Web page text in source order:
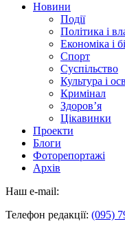
Новини
Події
Політика і
Економіка і
Спорт
Суспільство
Культура і
Кримінал
Здоров’я
Цікавинки
Проекти
Блоги
Фоторепортажі
Архів
Наш e-mail:
Телефон редакції: (095)